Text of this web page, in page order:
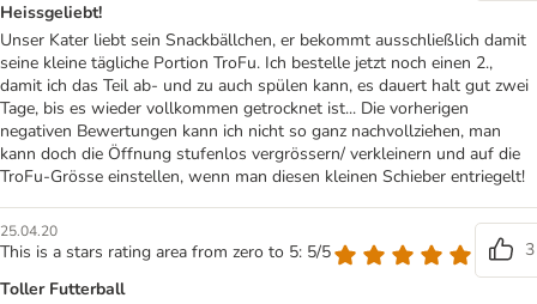
Heissgeliebt!
Unser Kater liebt sein Snackbällchen, er bekommt ausschließlich damit
seine kleine tägliche Portion TroFu. Ich bestelle jetzt noch einen 2.,
damit ich das Teil ab- und zu auch spülen kann, es dauert halt gut zwei
Tage, bis es wieder vollkommen getrocknet ist... Die vorherigen
negativen Bewertungen kann ich nicht so ganz nachvollziehen, man
kann doch die Öffnung stufenlos vergrössern/ verkleinern und auf die
TroFu-Grösse einstellen, wenn man diesen kleinen Schieber entriegelt!
25.04.20
This is a stars rating area from zero to 5: 5/5
3
Toller Futterball